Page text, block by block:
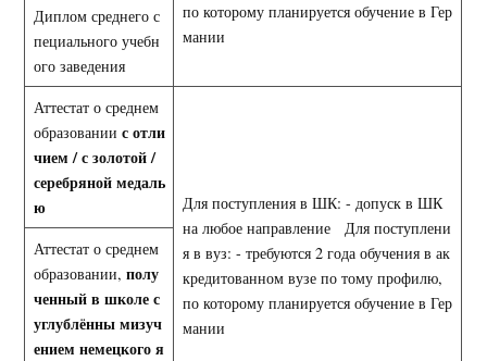
по которому планируется обучение в Гер
мании
Диплом среднего с
пециального учебн
ого заведения
Аттестат о среднем
образовании с отли
чием / с золотой /
серебряной медаль
ю
Для поступления в ШК: - допуск в ШК
на любое направление Для поступлени
я в вуз: - требуются 2 года обучения в ак
кредитованном вузе по тому профилю,
по которому планируется обучение в Гер
мании
Аттестат о среднем
образовании, полу
ченный в школе с
углублённы мизуч
ением немецкого я